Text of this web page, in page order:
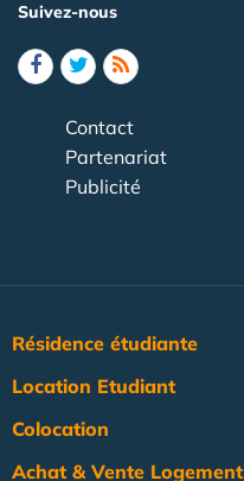
Suivez-nous
Contact
Partenariat
Publicité
Résidence étudiante
Location Etudiant
Colocation
Achat & Vente Logement